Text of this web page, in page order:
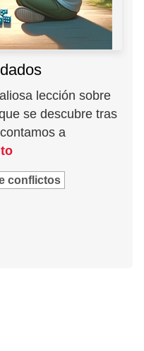
lección sobre
se descubre tras
a
conflictos